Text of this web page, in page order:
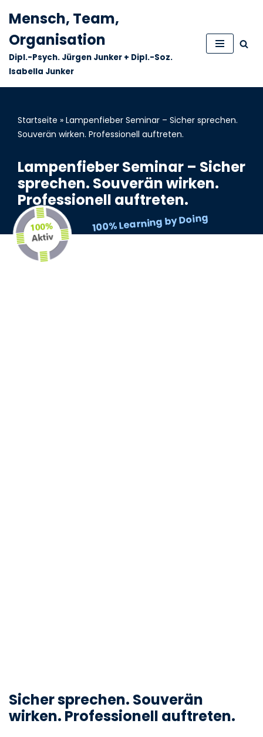
Zum
Inhalt
springen
Mensch, Team,
Organisation
Dipl.-Psych. Jürgen Junker + Dipl.-Soz.
Isabella Junker
100% Learning by Doing
Startseite » Lampenfieber Seminar – Sicher sprechen.
Souverän wirken. Professionell auftreten.
Lampenfieber Seminar – Sicher
sprechen. Souverän wirken.
Professionell auftreten.
Sicher sprechen. Souverän
wirken. Professionell auftreten.